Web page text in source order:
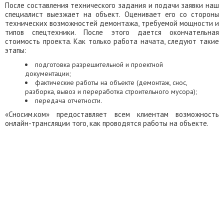
После составления технического задания и подачи заявки наш
специалист выезжает на объект. Оценивает его со стороны
технических возможностей демонтажа, требуемой мощности и
типов спецтехники. После этого дается окончательная
стоимость проекта. Как только работа начата, следуют такие
этапы:
подготовка разрешительной и проектной
документации;
фактические работы на объекте (демонтаж, снос,
разборка, вывоз и переработка строительного мусора);
передача отчетности.
«Сносим.ком» предоставляет всем клиентам возможность
онлайн-трансляции того, как проводятся работы на объекте.